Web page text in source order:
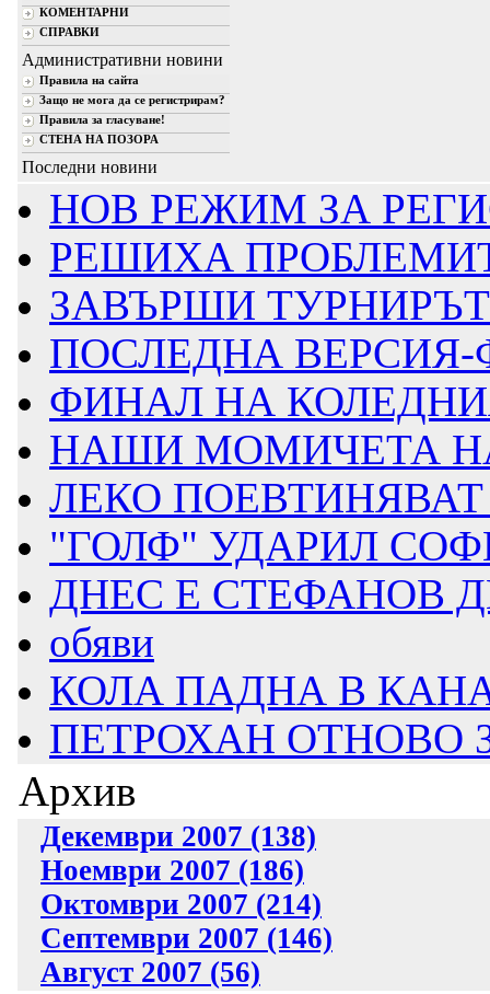
КОМЕНТАРНИ
СПРАВКИ
Административни новини
Правила на сайта
Защо не мога да се регистрирам?
Правила за гласуване!
СТЕНА НА ПОЗОРА
Последни новини
НОВ РЕЖИМ ЗА
РЕШИХА
ЗАВЪРШИ
ПОСЛЕДНА
ФИНАЛ НА
НАШИ МОМИЧЕТА
ЛЕКО
"ГОЛФ" УДАРИЛ
ДНЕС Е СТЕФАНОВ
обяви
КОЛА ПАДНА В
ПЕТРОХАН ОТНОВО
Архив
Декември 2007 (138)
Ноември 2007 (186)
Октомври 2007 (214)
Септември 2007 (146)
Август 2007 (56)